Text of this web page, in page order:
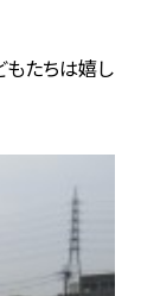
たちは嬉し